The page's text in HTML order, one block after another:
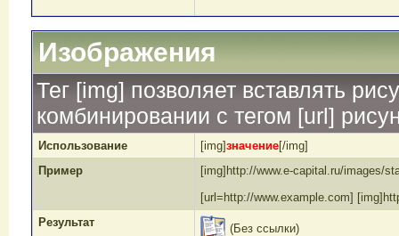
Изображения
Тег [img] позволяет вставлять
комбинировании с тегом [url]
Использование [img]значение[/img]
Пример
[img]http://www.e-capital.ru/images/
[url=http://www.example.com]
Результат
(Без ссылки)